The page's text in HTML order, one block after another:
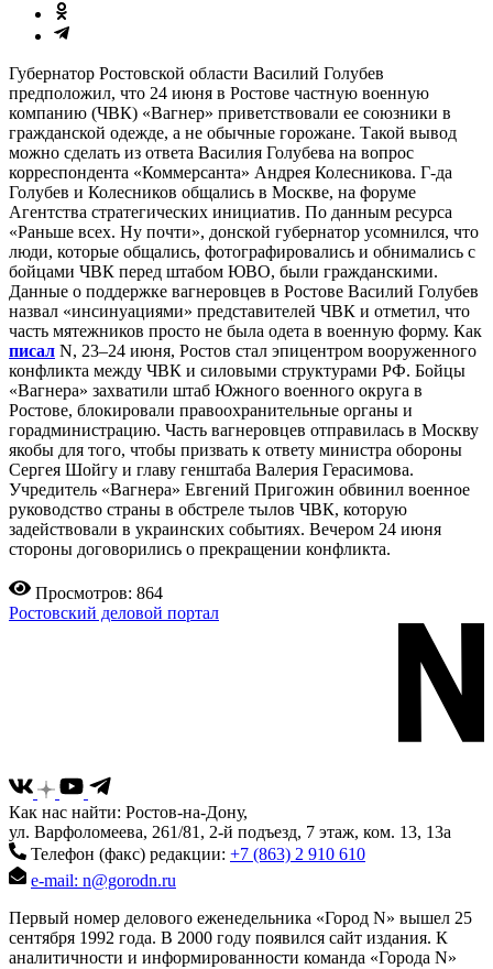
Губернатор Ростовской области Василий Голубев
предположил, что 24 июня в Ростове частную военную
компанию (ЧВК) «Вагнер» приветствовали ее союзники в
гражданской одежде, а не обычные горожане. Такой вывод
можно сделать из ответа Василия Голубева на вопрос
корреспондента «Коммерсанта» Андрея Колесникова. Г-да
Голубев и Колесников общались в Москве, на форуме
Агентства стратегических инициатив. По данным ресурса
«Раньше всех. Ну почти», донской губернатор усомнился, что
люди, которые общались, фотографировались и обнимались с
бойцами ЧВК перед штабом ЮВО, были гражданскими.
Данные о поддержке вагнеровцев в Ростове Василий Голубев
назвал «инсинуациями» представителей ЧВК и отметил, что
часть мятежников просто не была одета в военную форму. Как
писал N, 23–24 июня, Ростов стал эпицентром вооруженного
конфликта между ЧВК и силовыми структурами РФ. Бойцы
«Вагнера» захватили штаб Южного военного округа в
Ростове, блокировали правоохранительные органы и
горадминистрацию. Часть вагнеровцев отправилась в Москву
якобы для того, чтобы призвать к ответу министра обороны
Сергея Шойгу и главу генштаба Валерия Герасимова.
Учредитель «Вагнера» Евгений Пригожин обвинил военное
руководство страны в обстреле тылов ЧВК, которую
задействовали в украинских событиях. Вечером 24 июня
стороны договорились о прекращении конфликта.
Просмотров: 864
Ростовский деловой портал
Как нас найти: Ростов-на-Дону,
ул. Варфоломеева, 261/81, 2-й подъезд, 7 этаж, ком. 13, 13а
Телефон (факс) редакции: +7 (863) 2 910 610
e-mail: n@gorodn.ru
Первый номер делового еженедельника «Город N» вышел 25
сентября 1992 года. В 2000 году появился сайт издания. К
аналитичности и информированности команда «Города N»